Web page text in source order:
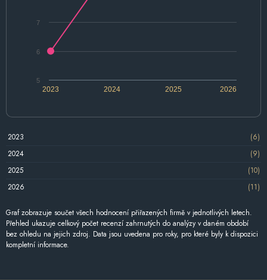
2024 2026
2023 2025
5
6
7
2023
(6)
2024
(9)
2025
(10)
2026
(11)
Graf zobrazuje součet všech hodnocení přiřazených firmě v jednotlivých letech.
Přehled ukazuje celkový počet recenzí zahrnutých do analýzy v daném období
bez ohledu na jejich zdroj. Data jsou uvedena pro roky, pro které byly k dispozici
kompletní informace.